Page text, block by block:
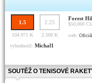
1.5 2.25
Forest
$50,000
104.971 K
2.500 K web:
vyhodnotil: Michal1
SOUTĚŽ O TENISOVÉ